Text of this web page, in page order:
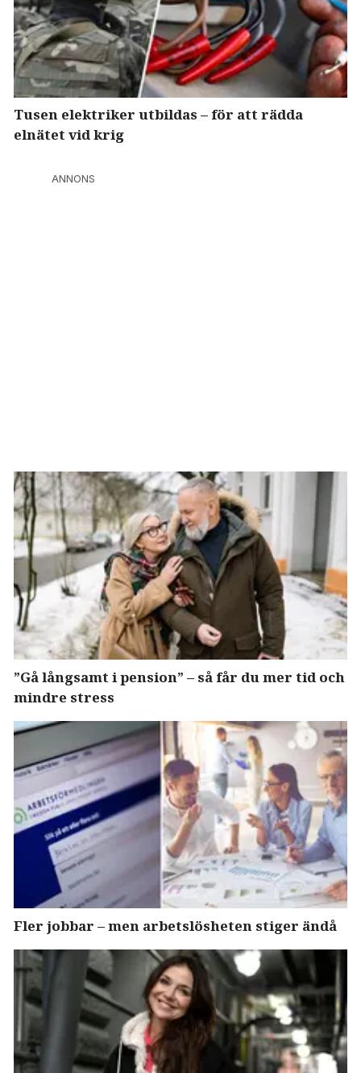
Tusen elektriker utbildas – för att rädda
elnätet vid krig
ANNONS
”Gå långsamt i pension” – så får du mer tid och
mindre stress
Fler jobbar – men arbetslösheten stiger ändå